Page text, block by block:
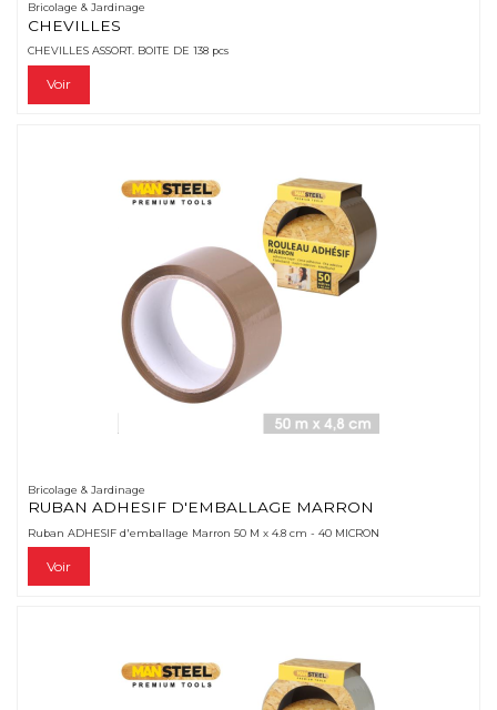
Bricolage & Jardinage
CHEVILLES
CHEVILLES ASSORT. BOITE DE 138 pcs
Voir
Bricolage & Jardinage
RUBAN ADHESIF D'EMBALLAGE MARRON
Ruban ADHESIF d'emballage Marron 50 M x 4.8 cm - 40 MICRON
Voir